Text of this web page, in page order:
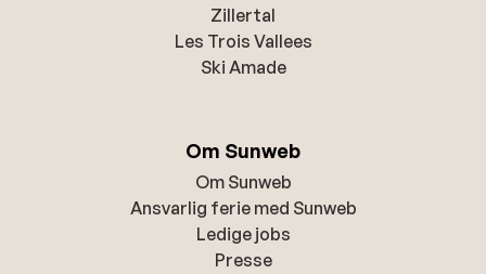
Zillertal
Les Trois Vallees
Ski Amade
Om Sunweb
Om Sunweb
Ansvarlig ferie med Sunweb
Ledige jobs
Presse